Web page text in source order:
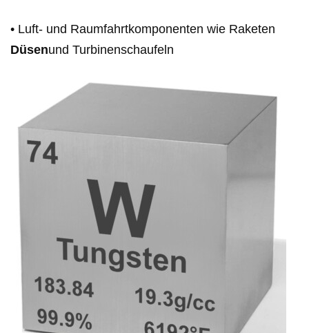
• Luft- und Raumfahrtkomponenten wie Raketen
Düsenund Turbinenschaufeln